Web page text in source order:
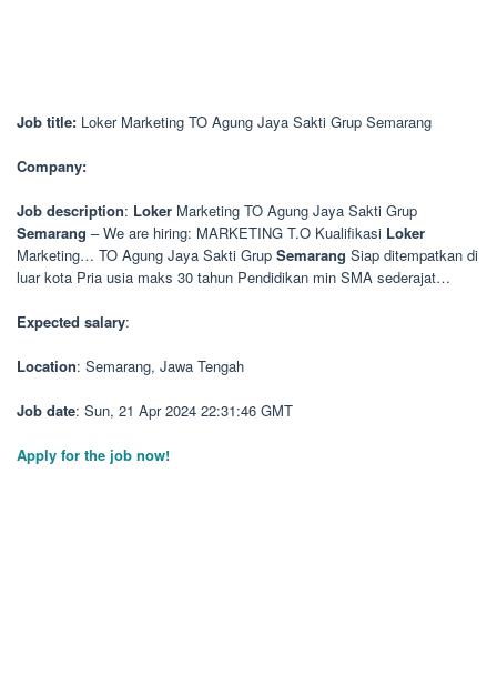
Job title: Loker Marketing TO Agung Jaya Sakti Grup Semarang
Company:
Job description: Loker Marketing TO Agung Jaya Sakti Grup
Semarang – We are hiring: MARKETING T.O Kualifikasi Loker
Marketing… TO Agung Jaya Sakti Grup Semarang Siap ditempatkan di
luar kota Pria usia maks 30 tahun Pendidikan min SMA sederajat…
Expected salary:
Location: Semarang, Jawa Tengah
Job date: Sun, 21 Apr 2024 22:31:46 GMT
Apply for the job now!